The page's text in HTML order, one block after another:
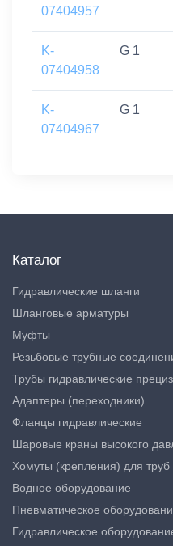
07404957
K-
07404958
G 1
K-
07404967
G 1
Каталог
Гидравлические шланги
Шланговые арматуры
Муфты
Резьбовые трубные
Трубы гидравлические
Адаптеры (переходники)
Фланцы гидравлические
Шаровые краны высокого
Хомуты (крепления) для труб
Водное оборудование
Пневматическое
Гидравлическое